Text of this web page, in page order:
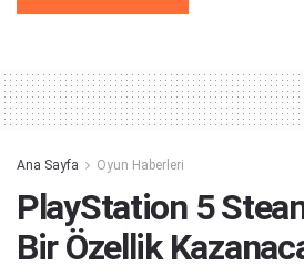
Ana Sayfa Oyun Haberleri
PlayStation 5
Bir Özellik